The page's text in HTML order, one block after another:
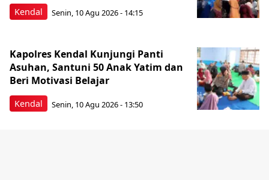
Kendal Senin, 10 Agu 2026 - 14:15
Kendal
Kapolres Kendal Kunjungi Panti
Asuhan, Santuni 50 Anak Yatim dan
Beri Motivasi Belajar
Senin, 10 Agu 2026 - 13:50